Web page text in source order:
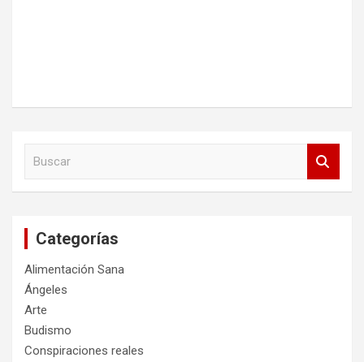
Categorías
Alimentación Sana
Ángeles
Arte
Budismo
Conspiraciones reales